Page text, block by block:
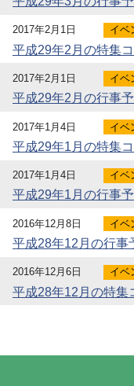
2017年2月1日 イベ
平成29年2月の特集
2017年2月1日 イベ
平成29年2月の行事
2017年1月4日 イベ
平成29年1月の特集
2017年1月4日 イベ
平成29年1月の行事
2016年12月8日 イベ
平成28年12月の行事
2016年12月6日 イベ
平成28年12月の特集